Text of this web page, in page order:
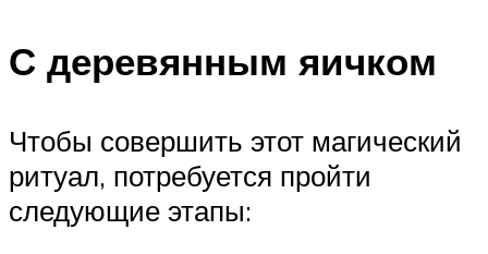
С деревянным яичком
Чтобы совершить этот магический
ритуал, потребуется пройти
следующие этапы: